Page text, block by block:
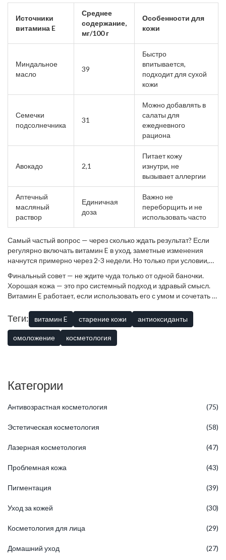
Источники
витамина E
Среднее
содержание,
мг/100 г
Особенности для
кожи
Миндальное
масло
39
Быстро
впитывается,
подходит для сухой
кожи
Семечки
подсолнечника
31
Можно добавлять в
салаты для
ежедневного
рациона
Авокадо 2,1
Питает кожу
изнутри, не
вызывает аллергии
Аптечный
масляный
раствор
Единичная
доза
Важно не
переборщить и не
использовать часто
Самый частый вопрос — через сколько ждать результат? Если
регулярно включать витамин E в уход, заметные изменения
начнутся примерно через 2-3 недели. Но только при условии,
солнце. У меня сработало так: кожа начала лучше переносить
зиму и стала выглядеть реально свежее.
Финальный совет — не ждите чуда только от одной баночки.
Хорошая кожа — это про системный подход и здравый смысл.
Витамин E работает, если использовать его с умом и сочетать с
Теги: витамин E старение кожи антиоксиданты
омоложение косметология
Категории
Антивозрастная косметология (75)
Эстетическая косметология (58)
Лазерная косметология (47)
Проблемная кожа (43)
Пигментация (39)
Уход за кожей (30)
Косметология для лица (29)
Домашний уход (27)